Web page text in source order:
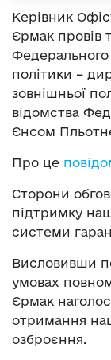
Керівник
Єрмак провів
Федерального
політики –
зовнішньої
відомства
Єнсом
Про це
Сторони
підтримку
системи
Висловивши
умовах
Єрмак
отримання
озброєння.